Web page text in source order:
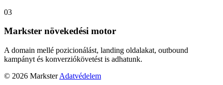
03
Markster növekedési motor
A domain mellé pozicionálást, landing oldalakat, outbound
kampányt és konverziókövetést is adhatunk.
© 2026 Markster Adatvédelem